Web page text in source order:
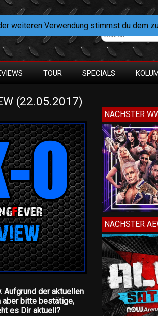
TOUR SPECIALS
(22.05.2017)
Aufgrund der aktuellen
bitte bestätige,
es Dir aktuell?
NÄCHSTER
NÄCHSTER
weiteren Verwendung stimmst du dem